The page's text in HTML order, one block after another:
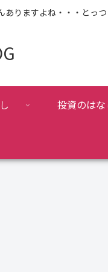
りますよね・・・とっ
投資のはな